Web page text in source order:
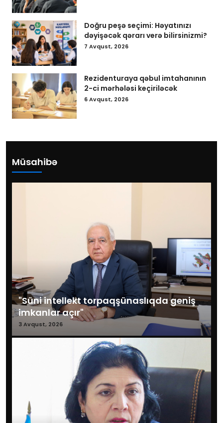
Doğru peşə seçimi: Həyatınızı
dəyişəcək qərarı verə bilirsinizmi?
7 Avqust, 2026
Rezidenturaya qəbul imtahanının
2-ci mərhələsi keçiriləcək
6 Avqust, 2026
Müsahibə
"Süni intellekt torpaqşünaslıqda geniş
imkanlar açır"
3 Avqust, 2026